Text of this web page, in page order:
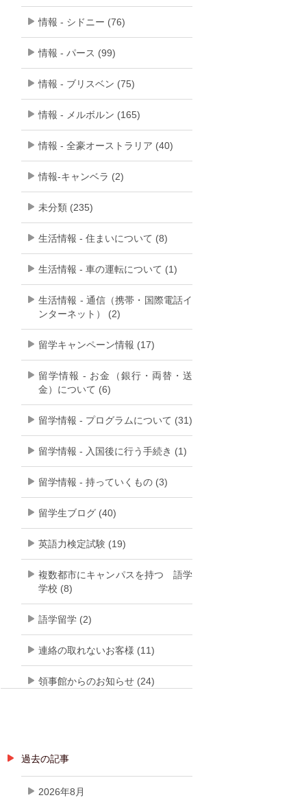
情報 - シドニー (76)
情報 - パース (99)
情報 - ブリスベン (75)
情報 - メルボルン (165)
情報 - 全豪オーストラリア (40)
情報-キャンベラ (2)
未分類 (235)
生活情報 - 住まいについて (8)
生活情報 - 車の運転について (1)
生活情報 - 通信（携帯・国際電話イ
ンターネット） (2)
留学キャンペーン情報 (17)
留学情報 - お金（銀行・両替・送
金）について (6)
留学情報 - プログラムについて (31)
留学情報 - 入国後に行う手続き (1)
留学情報 - 持っていくもの (3)
留学生ブログ (40)
英語力検定試験 (19)
複数都市にキャンパスを持つ 語学
学校 (8)
語学留学 (2)
連絡の取れないお客様 (11)
領事館からのお知らせ (24)
過去の記事
2026年8月